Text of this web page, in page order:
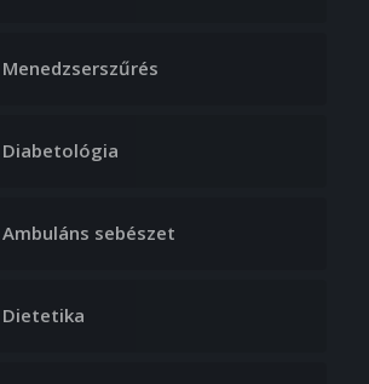
Menedzserszűrés
Diabetológia
Ambuláns sebészet
Dietetika